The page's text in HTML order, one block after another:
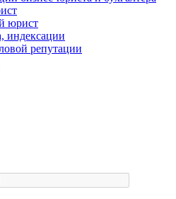
юрист
индексации
репутации